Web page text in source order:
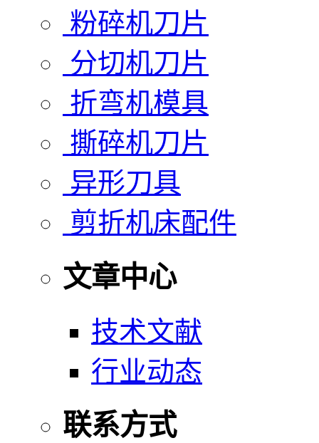
粉碎机刀片
分切机刀片
折弯机模具
撕碎机刀片
异形刀具
剪折机床配件
文章中心
技术文献
行业动态
联系方式